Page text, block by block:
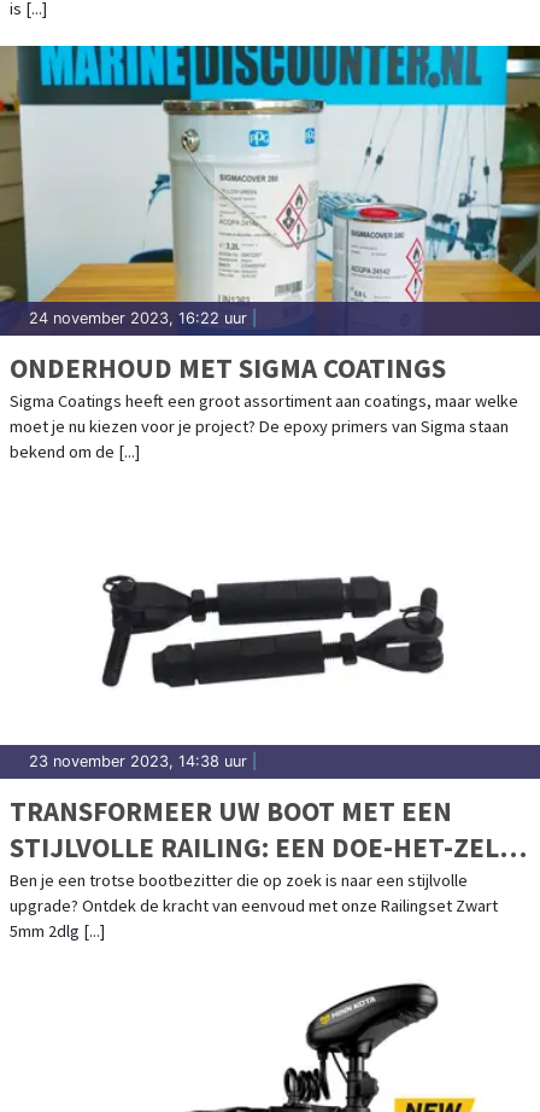
is [...]
24 november 2023, 16:22 uur
ONDERHOUD MET SIGMA COATINGS
Sigma Coatings heeft een groot assortiment aan coatings, maar welke
moet je nu kiezen voor je project? De epoxy primers van Sigma staan
bekend om de [...]
23 november 2023, 14:38 uur
TRANSFORMEER UW BOOT MET EEN
STIJLVOLLE RAILING: EEN DOE-HET-ZELF
PROJECT
Ben je een trotse bootbezitter die op zoek is naar een stijlvolle
upgrade? Ontdek de kracht van eenvoud met onze Railingset Zwart
5mm 2dlg [...]